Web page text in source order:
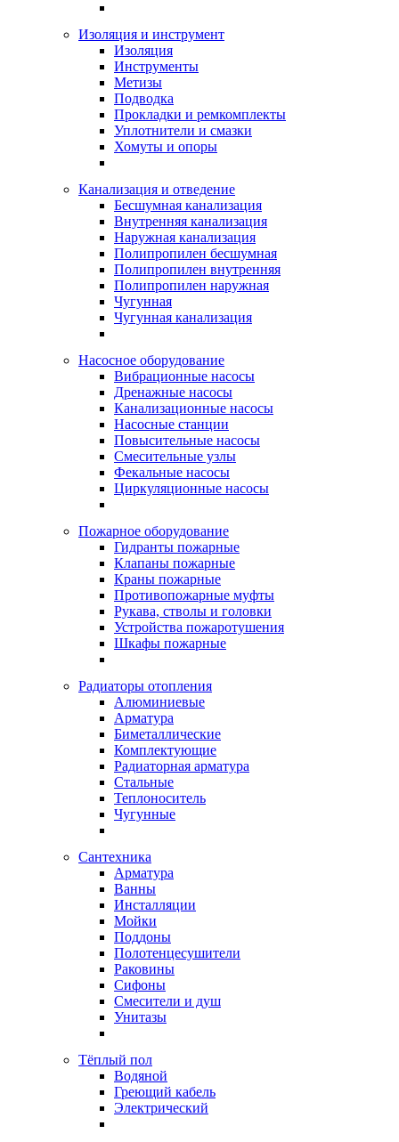
Изоляция и инструмент
Изоляция
Инструменты
Метизы
Подводка
Прокладки и ремкомплекты
Уплотнители и смазки
Хомуты и опоры
Канализация и отведение
Бесшумная канализация
Внутренняя канализация
Наружная канализация
Полипропилен бесшумная
Полипропилен внутренняя
Полипропилен наружная
Чугунная
Чугунная канализация
Насосное оборудование
Вибрационные насосы
Дренажные насосы
Канализационные насосы
Насосные станции
Повысительные насосы
Смесительные узлы
Фекальные насосы
Циркуляционные насосы
Пожарное оборудование
Гидранты пожарные
Клапаны пожарные
Краны пожарные
Противопожарные муфты
Рукава, стволы и головки
Устройства пожаротушения
Шкафы пожарные
Радиаторы отопления
Алюминиевые
Арматура
Биметаллические
Комплектующие
Радиаторная арматура
Стальные
Теплоноситель
Чугунные
Сантехника
Арматура
Ванны
Инсталляции
Мойки
Поддоны
Полотенцесушители
Раковины
Сифоны
Смесители и душ
Унитазы
Тёплый пол
Водяной
Греющий кабель
Электрический